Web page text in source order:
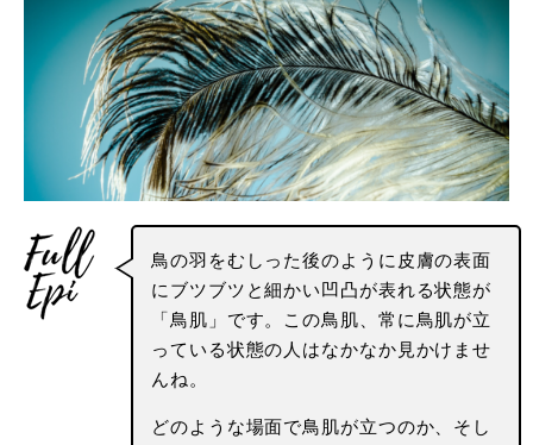
鳥の羽をむしった後のように皮膚の表面
にブツブツと細かい凹凸が表れる状態が
「鳥肌」です。この鳥肌、常に鳥肌が立
っている状態の人はなかなか見かけませ
んね。
どのような場面で鳥肌が立つのか、そし